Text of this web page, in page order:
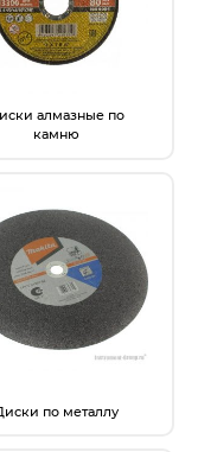
алмазные по
камню
по металлу